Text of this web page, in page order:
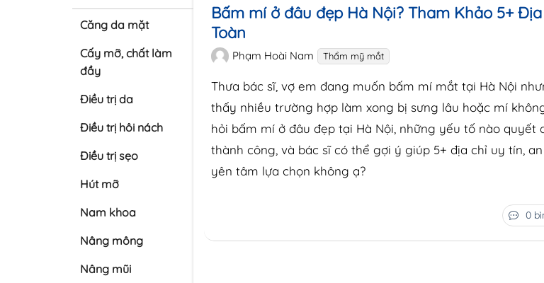
Căng da mặt
Cấy mỡ, chất làm
đầy
Điều trị da
Điều trị hôi nách
Điều trị sẹo
Hút mỡ
Nam khoa
Nâng mông
Nâng mũi
Bấm mí ở đâu đẹp Hà Nội? Tham Khảo 5+
Toàn
Phạm Hoài Nam Thẩm mỹ mắt
Thưa bác sĩ, vợ em đang muốn bấm mí mắt tại Hà Nội
thấy nhiều trường hợp làm xong bị sưng lâu hoặc mí
hỏi bấm mí ở đâu đẹp tại Hà Nội, những yếu tố nào quyết
thành công, và bác sĩ có thể gợi ý giúp 5+ địa chỉ uy tín,
yên tâm lựa chọn không ạ?
0